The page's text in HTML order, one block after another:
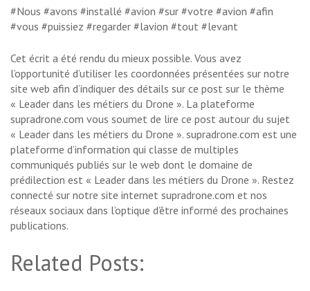
#Nous #avons #installé #avion #sur #votre #avion #afin
#vous #puissiez #regarder #lavion #tout #levant
Cet écrit a été rendu du mieux possible. Vous avez
l’opportunité d’utiliser les coordonnées présentées sur notre
site web afin d’indiquer des détails sur ce post sur le thème
« Leader dans les métiers du Drone ». La plateforme
supradrone.com vous soumet de lire ce post autour du sujet
« Leader dans les métiers du Drone ». supradrone.com est une
plateforme d’information qui classe de multiples
communiqués publiés sur le web dont le domaine de
prédilection est « Leader dans les métiers du Drone ». Restez
connecté sur notre site internet supradrone.com et nos
réseaux sociaux dans l’optique d’être informé des prochaines
publications.
Related Posts: